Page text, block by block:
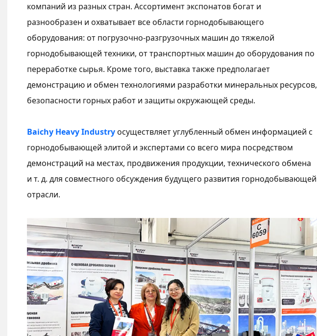
компаний из разных стран. Ассортимент экспонатов богат и
разнообразен и охватывает все области горнодобывающего
оборудования: от погрузочно-разгрузочных машин до тяжелой
горнодобывающей техники, от транспортных машин до оборудования по
переработке сырья. Кроме того, выставка также предполагает
демонстрацию и обмен технологиями разработки минеральных ресурсов,
безопасности горных работ и защиты окружающей среды.
Baichy Heavy Industryосуществляет углубленный обмен информацией с
горнодобывающей элитой и экспертами со всего мира посредством
демонстраций на местах, продвижения продукции, технического обмена
и т. д. для совместного обсуждения будущего развития горнодобывающей
отрасли.